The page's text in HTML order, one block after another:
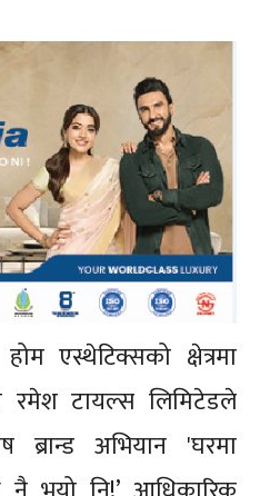
एस्थेटिक्सको क्षेत्रमा
रमेश टायल्स लिमिटेडले
अभियान 'घरमा